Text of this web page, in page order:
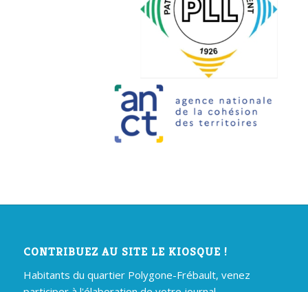
CONTRIBUEZ AU SITE LE KIOSQUE !
Habitants du quartier Polygone-Frébault, venez